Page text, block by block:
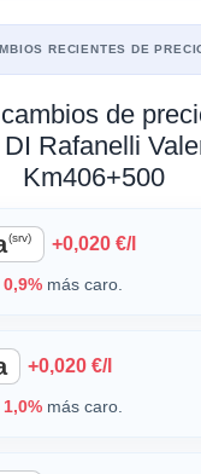
RECIENTES DE
de
Rafanelli
Km406+500
(srv) +0,020 €/l
0,9%más caro.
+0,020 €/l
1,0%más caro.